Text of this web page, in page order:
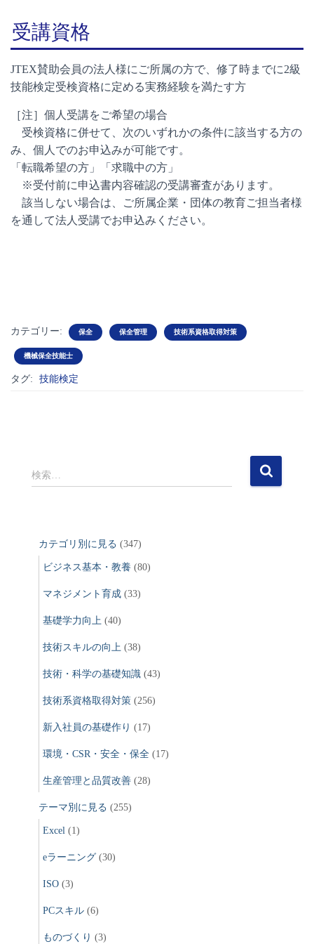
受講資格
JTEX賛助会員の法人様にご所属の方で、修了時までに2級
技能検定受検資格に定める実務経験を満たす方
［注］個人受講をご希望の場合
受検資格に併せて、次のいずれかの条件に該当する方の
み、個人でのお申込みが可能です。
「転職希望の方」「求職中の方」
※受付前に申込書内容確認の受講審査があります。
該当しない場合は、ご所属企業・団体の教育ご担当者様
を通して法人受講でお申込みください。
カテゴリー: 保全 保全管理 技術系資格取得対策
機械保全技能士
タグ: 技能検定
検
索
検索…
カテゴリ別に見る (347)
ビジネス基本・教養 (80)
マネジメント育成 (33)
基礎学力向上 (40)
技術スキルの向上 (38)
技術・科学の基礎知識 (43)
技術系資格取得対策 (256)
新入社員の基礎作り (17)
環境・CSR・安全・保全 (17)
生産管理と品質改善 (28)
テーマ別に見る (255)
Excel (1)
eラーニング (30)
ISO (3)
PCスキル (6)
ものづくり (3)